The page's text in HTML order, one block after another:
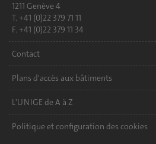
1211 Genève 4
T. +41 (0)22 379 71 11
F. +41 (0)22 379 11 34
Contact
Plans d'accès aux bâtiments
L'UNIGE de A à Z
Politique et configuration des cookies